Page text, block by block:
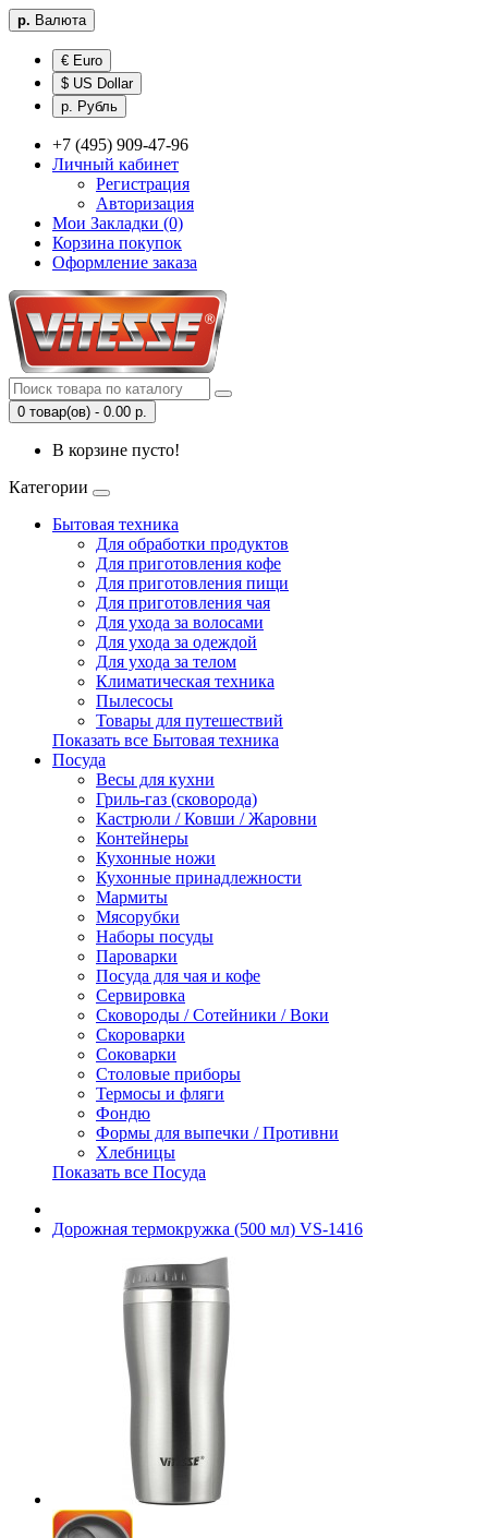
р. Валюта
€ Euro
$ US Dollar
р. Рубль
+7 (495) 909-47-96
Личный кабинет
Регистрация
Авторизация
Мои Закладки (0)
Корзина покупок
Оформление заказа
0 товар(ов) - 0.00 р.
В корзине пусто!
Категории
Бытовая техника
Для обработки продуктов
Для приготовления кофе
Для приготовления пищи
Для приготовления чая
Для ухода за волосами
Для ухода за одеждой
Для ухода за телом
Климатическая техника
Пылесосы
Товары для путешествий
Показать все Бытовая техника
Посуда
Весы для кухни
Гриль-газ (сковорода)
Кастрюли / Ковши / Жаровни
Контейнеры
Кухонные ножи
Кухонные принадлежности
Мармиты
Мясорубки
Наборы посуды
Пароварки
Посуда для чая и кофе
Сервировка
Сковороды / Сотейники / Воки
Скороварки
Соковарки
Столовые приборы
Термосы и фляги
Фондю
Формы для выпечки / Противни
Хлебницы
Показать все Посуда
Дорожная термокружка (500 мл) VS-1416